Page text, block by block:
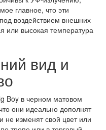
главное, что эти
воздействием внешних
или высокая температура
вид и
Boy в черном матовом
они идеально дополнят
изменят свой цвет или